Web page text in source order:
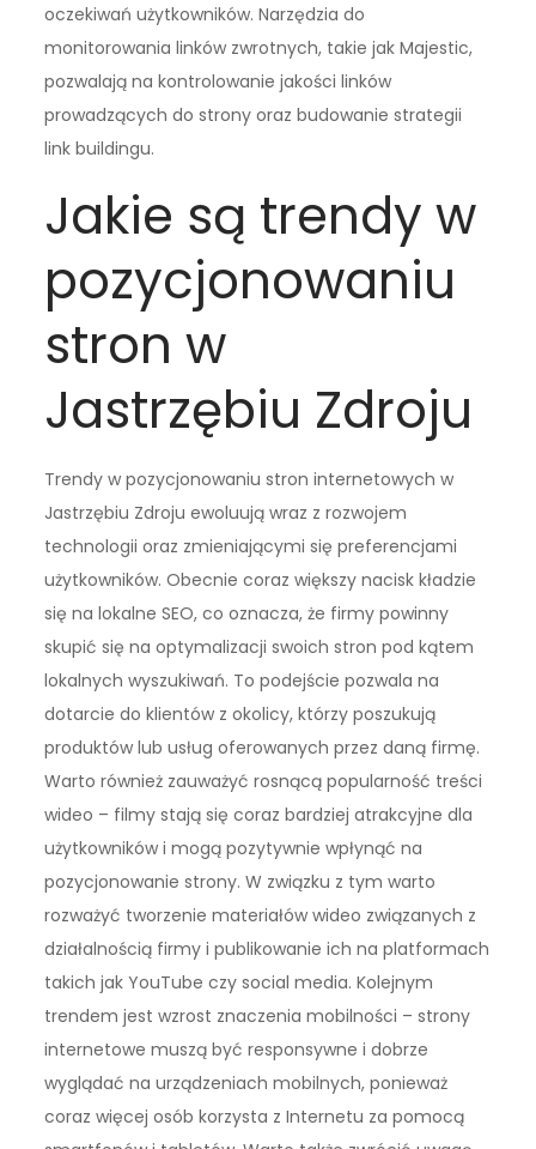
oczekiwań użytkowników. Narzędzia do
monitorowania linków zwrotnych, takie jak Majestic,
pozwalają na kontrolowanie jakości linków
prowadzących do strony oraz budowanie strategii
link buildingu.
Jakie są trendy w
pozycjonowaniu
stron w
Jastrzębiu Zdroju
Trendy w pozycjonowaniu stron internetowych w
Jastrzębiu Zdroju ewoluują wraz z rozwojem
technologii oraz zmieniającymi się preferencjami
użytkowników. Obecnie coraz większy nacisk kładzie
się na lokalne SEO, co oznacza, że firmy powinny
skupić się na optymalizacji swoich stron pod kątem
lokalnych wyszukiwań. To podejście pozwala na
dotarcie do klientów z okolicy, którzy poszukują
produktów lub usług oferowanych przez daną firmę.
Warto również zauważyć rosnącą popularność treści
wideo – filmy stają się coraz bardziej atrakcyjne dla
użytkowników i mogą pozytywnie wpłynąć na
pozycjonowanie strony. W związku z tym warto
rozważyć tworzenie materiałów wideo związanych z
działalnością firmy i publikowanie ich na platformach
takich jak YouTube czy social media. Kolejnym
trendem jest wzrost znaczenia mobilności – strony
internetowe muszą być responsywne i dobrze
wyglądać na urządzeniach mobilnych, ponieważ
coraz więcej osób korzysta z Internetu za pomocą